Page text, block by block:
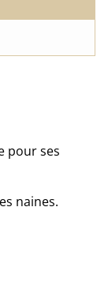
pour ses
naines.